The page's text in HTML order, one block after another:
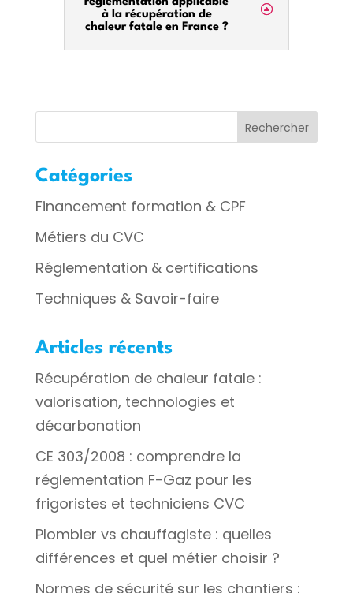
à la récupération de
chaleur fatale en France ?
Rechercher
Catégories
Financement formation & CPF
Métiers du CVC
Réglementation & certifications
Techniques & Savoir-faire
Articles récents
Récupération de chaleur fatale :
valorisation, technologies et
décarbonation
CE 303/2008 : comprendre la
réglementation F-Gaz pour les
frigoristes et techniciens CVC
Plombier vs chauffagiste : quelles
différences et quel métier choisir ?
Normes de sécurité sur les chantiers :